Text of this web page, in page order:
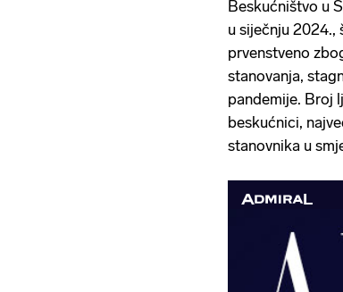
Beskućništvo u
u siječnju 2024.,
prvenstveno
stanovanja,
pandemije. Broj
beskućnici,
stanovnika u